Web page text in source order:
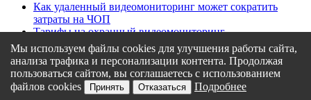
Как удаленный видеомониторинг может сократить
затраты на ЧОП
Тарифы на охранный видеомониторинг
Этапы подключения удаленного видеомониторинга
Кому подходит удаленный видеомониторинг?
Какие задачи решает удаленный видеомониторинг
Политика конфиденциальности
Мы используем файлы cookies для улучшения работы сайта,
анализа трафика и персонализации контента. Продолжая
пользоваться сайтом, вы соглашаетесь с использованием
файлов cookies
Принять Отказаться Подробнее